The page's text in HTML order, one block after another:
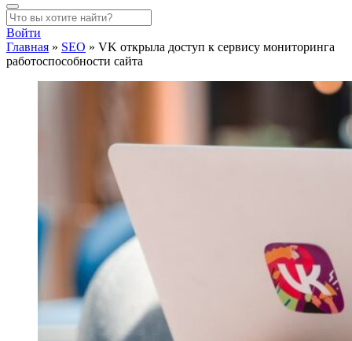
Войти
Главная » SEO » VK открыла доступ к сервису мониторинга
работоспособности сайта